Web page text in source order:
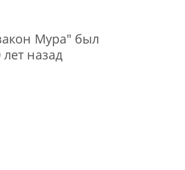
Мура" был
назад